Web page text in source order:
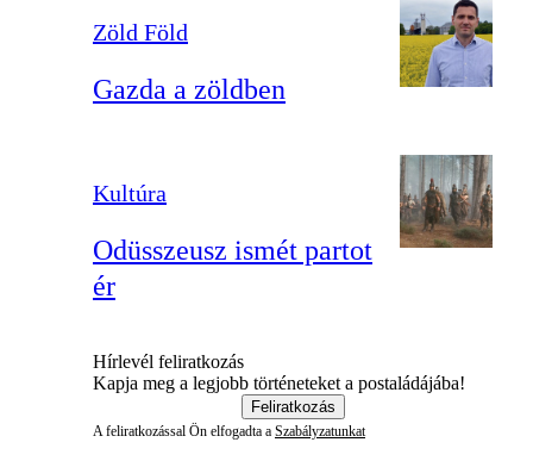
Zöld Föld
Gazda a zöldben
Kultúra
Odüsszeusz ismét partot
ér
Hírlevél feliratkozás
Kapja meg a legjobb történeteket a postaládájába!
Feliratkozás
A feliratkozással Ön elfogadta a Szabályzatunkat